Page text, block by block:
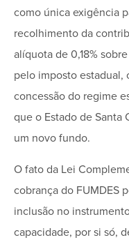
como única exigência
recolhimento da
alíquota de 0,18%
pelo imposto estadual,
concessão do regime
que o Estado de Santa
um novo fundo.
O fato da Lei
cobrança do FUMDES
inclusão no
capacidade, por si só,